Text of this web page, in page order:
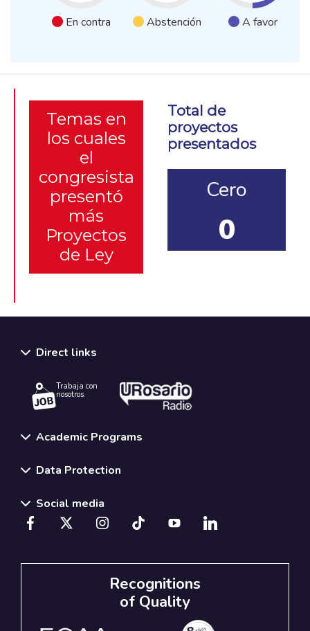
En contra Abstención A favor
Temas en
los cuales
el
congresista
presentó
más
Proyectos
de Ley
Total de
proyectos
presentados
Cero
0
Direct links
Trabaja con
nosotros.
Academic Programs
Data Protection
Social media
Recognitions
of Quality